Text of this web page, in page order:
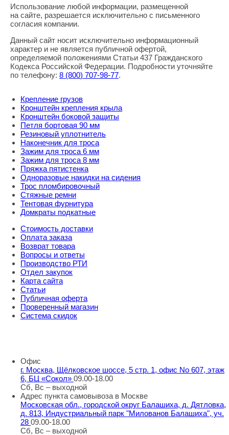
Правовая информация
Использование любой информации, размещенной
на сайте, разрешается исключительно с письменного
согласия компании.
Данный сайт носит исключительно информационный
характер и не является публичной офертой,
определяемой положениями Статьи 437 Гражданского
Кодекса Российской Федерации. Подробности уточняйте
по телефону: 8 (800) 707-98-77.
Крепление грузов
Кронштейн крепления крыла
Кронштейн боковой защиты
Петля бортовая 90 мм
Резиновый уплотнитель
Наконечник для троса
Зажим для троса 6 мм
Зажим для троса 8 мм
Пряжка пятистенка
Одноразовые накидки на сидения
Трос пломбировочный
Стяжные ремни
Тентовая фурнитура
Домкраты подкатные
Стоимость доставки
Оплата заказа
Возврат товара
Вопросы и ответы
Производство РТИ
Отдел закупок
Карта сайта
Статьи
Публичная оферта
Проверенный магазин
Система скидок
Офис
г. Москва, Щёлковское шоссе, 5 стр. 1, офис No 607, этаж
6, БЦ «Сокол» 09.00-18.00
Сб, Вс – выходной
Адрес пункта самовывоза в Москве
Московская обл., городской округ Балашиха, д. Дятловка,
д. 813, Индустриальный парк "Милованов Балашиха", уч.
28 09.00-18.00
Сб, Вс – выходной